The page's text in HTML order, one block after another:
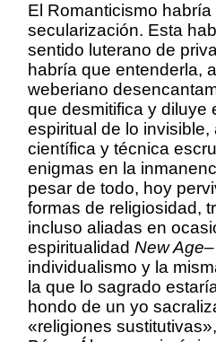
El Romanticismo
secularización. Esta
sentido luterano de
habría que entenderla,
weberiano
que desmitifica y diluye
espiritual de lo invisible,
científica y técnica
enigmas en la
pesar de todo, hoy
formas de religiosidad,
incluso aliadas en
espiritualidad New Age
individualismo y la
la que lo sagrado
hondo de un yo
«religiones